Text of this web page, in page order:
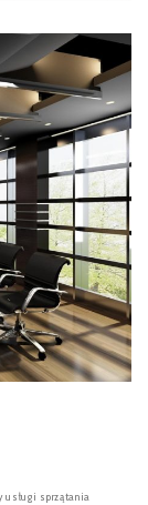
usługi sprzątania